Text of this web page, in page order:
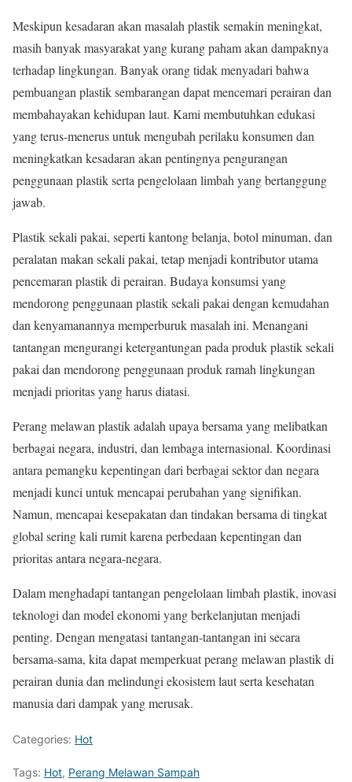
Meskipun kesadaran akan masalah plastik semakin meningkat,
masih banyak masyarakat yang kurang paham akan dampaknya
terhadap lingkungan. Banyak orang tidak menyadari bahwa
pembuangan plastik sembarangan dapat mencemari perairan dan
membahayakan kehidupan laut. Kami membutuhkan edukasi
yang terus-menerus untuk mengubah perilaku konsumen dan
meningkatkan kesadaran akan pentingnya pengurangan
penggunaan plastik serta pengelolaan limbah yang bertanggung
jawab.
Plastik sekali pakai, seperti kantong belanja, botol minuman, dan
peralatan makan sekali pakai, tetap menjadi kontributor utama
pencemaran plastik di perairan. Budaya konsumsi yang
mendorong penggunaan plastik sekali pakai dengan kemudahan
dan kenyamanannya memperburuk masalah ini. Menangani
tantangan mengurangi ketergantungan pada produk plastik sekali
pakai dan mendorong penggunaan produk ramah lingkungan
menjadi prioritas yang harus diatasi.
Perang melawan plastik adalah upaya bersama yang melibatkan
berbagai negara, industri, dan lembaga internasional. Koordinasi
antara pemangku kepentingan dari berbagai sektor dan negara
menjadi kunci untuk mencapai perubahan yang signifikan.
Namun, mencapai kesepakatan dan tindakan bersama di tingkat
global sering kali rumit karena perbedaan kepentingan dan
prioritas antara negara-negara.
Dalam menghadapi tantangan pengelolaan limbah plastik, inovasi
teknologi dan model ekonomi yang berkelanjutan menjadi
penting. Dengan mengatasi tantangan-tantangan ini secara
bersama-sama, kita dapat memperkuat perang melawan plastik di
perairan dunia dan melindungi ekosistem laut serta kesehatan
manusia dari dampak yang merusak.
Categories: Hot
Tags: Hot, Perang Melawan Sampah